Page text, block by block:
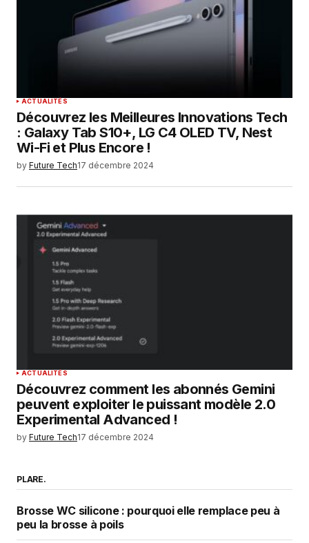
ACTUALITÉS
Découvrez les Meilleures Innovations Tech
: Galaxy Tab S10+, LG C4 OLED TV, Nest
Wi-Fi et Plus Encore !
by Future Tech17 décembre 2024
ACTUALITÉS
Découvrez comment les abonnés Gemini
peuvent exploiter le puissant modèle 2.0
Experimental Advanced !
by Future Tech17 décembre 2024
PLARE.
Brosse WC silicone : pourquoi elle remplace peu à
peu la brosse à poils